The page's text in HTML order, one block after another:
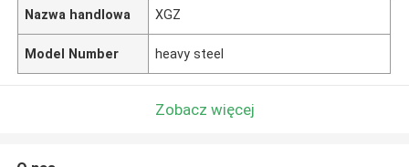
Nazwa handlowa XGZ
Model Number heavy steel
Zobacz więcej